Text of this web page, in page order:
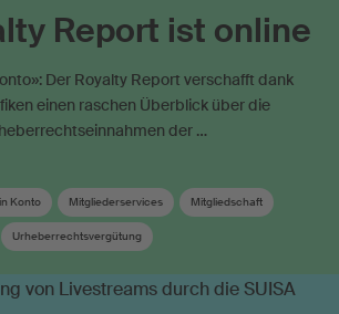
Report ist online
Der Royalty Report verschafft dank
einen raschen Überblick über die
der …
Konto Mitgliederservices Mitgliedschaft
Urheberrechtsvergütung